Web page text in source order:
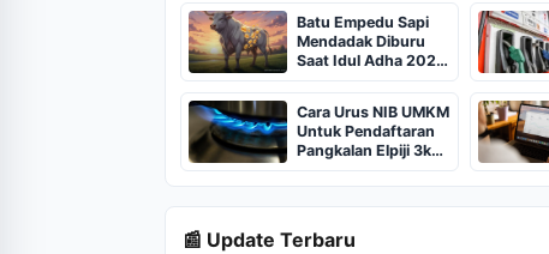
Batu Empedu Sapi
Mendadak Diburu
Saat Idul Adha 2026,
Dari Isi Perut Jadi
Komoditas Puluhan
Juta
Cara Urus NIB UMKM
Untuk Pendaftaran
Pangkalan Elpiji 3kg,
Kebijakan Baru
Penjualan LPG 3
Kilogram
📰 Update Terbaru